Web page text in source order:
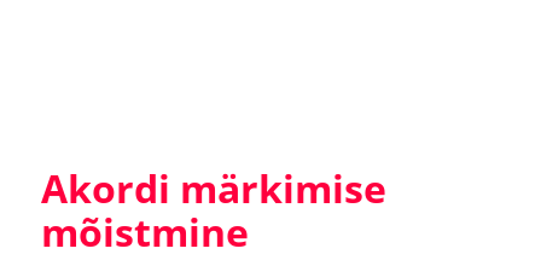
Akordi märkimise
mõistmine